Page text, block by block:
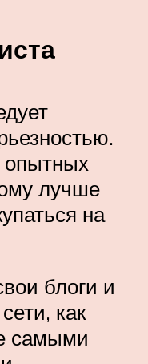
опытных
лучше
на
блоги и
как
самыми